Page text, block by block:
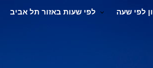
לפי שעה לפי שעות באזור תל אביב